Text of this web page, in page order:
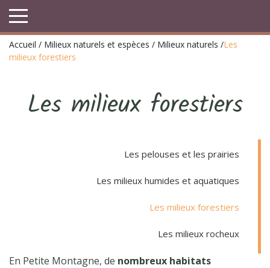
Accueil / Milieux naturels et espèces / Milieux naturels /Les
milieux forestiers
Les milieux forestiers
Les pelouses et les prairies
Les milieux humides et aquatiques
Les milieux forestiers
Les milieux rocheux
En Petite Montagne, de nombreux habitats